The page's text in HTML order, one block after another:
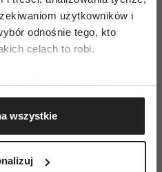
użytkowników i
odnośnie tego, kto
celach to robi.
Twojej lokalizacji
nawet do kilku metrów
urządzenie, aktywnie
odcisk palca)
wszystkie
z cytryny),cidra
o niskiej zawartości
tam także kupić
w winie
na Boże
i świąteczny nastrój
że zakupy